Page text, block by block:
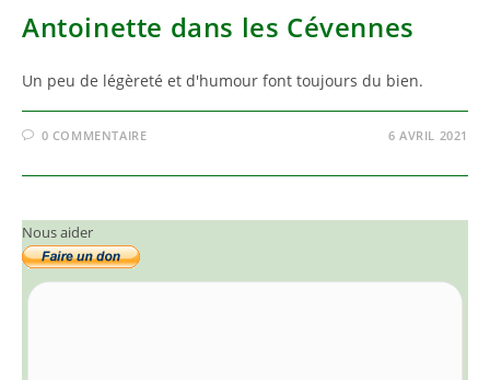
Antoinette dans les Cévennes
Un peu de légèreté et d'humour font toujours du bien.
0 COMMENTAIRE 6 AVRIL 2021
Nous aider